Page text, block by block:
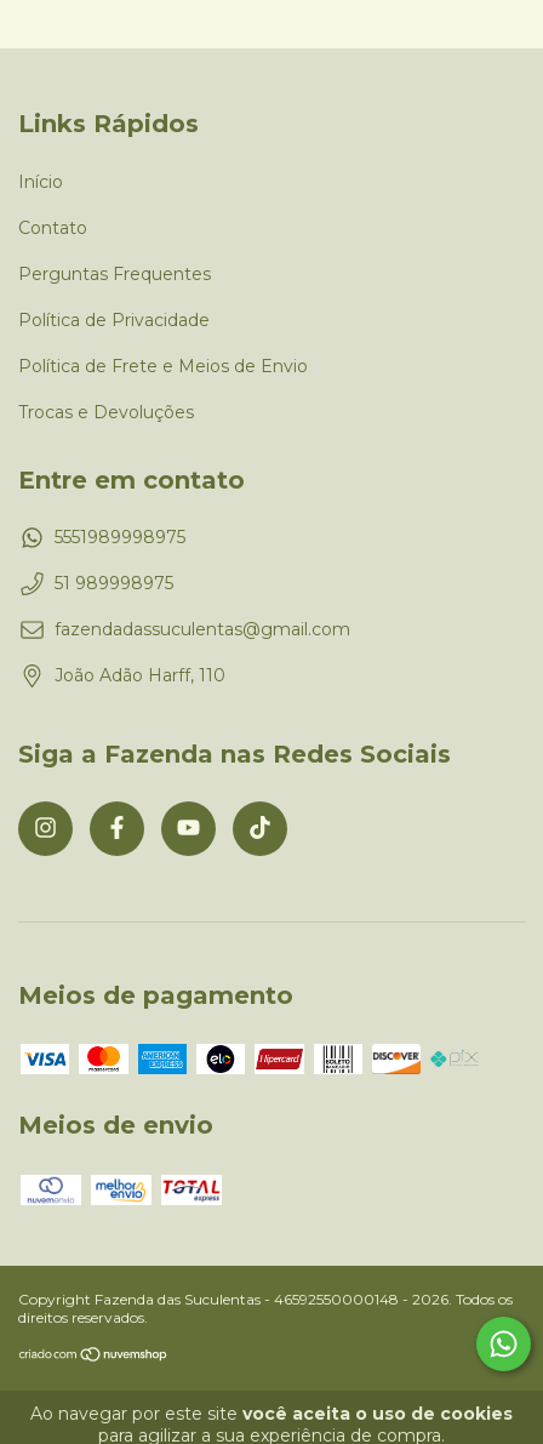
Ao navegar por este site você aceita o uso de cookies
para agilizar a sua experiência de compra.
Links Rápidos
Início
Contato
Perguntas Frequentes
Política de Privacidade
Política de Frete e Meios de Envio
Trocas e Devoluções
Entre em contato
5551989998975
51 989998975
fazendadassuculentas@gmail.com
João Adão Harff, 110
Siga a Fazenda nas Redes Sociais
Meios de pagamento
Meios de envio
Copyright Fazenda das Suculentas - 46592550000148 - 2026. Todos os
direitos reservados.